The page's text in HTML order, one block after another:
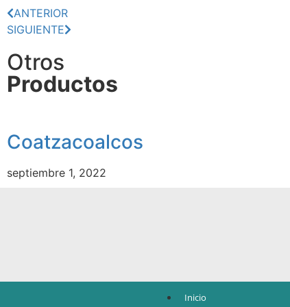
ANTERIOR
SIGUIENTE
Otros
Productos
Coatzacoalcos
septiembre 1, 2022
Inicio